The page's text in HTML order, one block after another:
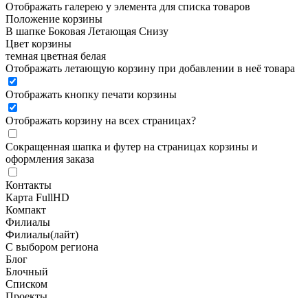
Отображать галерею у элемента для списка товаров
Положение корзины
В шапке Боковая Летающая Снизу
Цвет корзины
темная цветная белая
Отображать летающую корзину при добавлении в неё товара
Отображать кнопку печати корзины
Отображать корзину на всех страницах?
Сокращенная шапка и футер на страницах корзины и
оформления заказа
Контакты
Карта FullHD
Компакт
Филиалы
Филиалы(лайт)
С выбором региона
Блог
Блочный
Списком